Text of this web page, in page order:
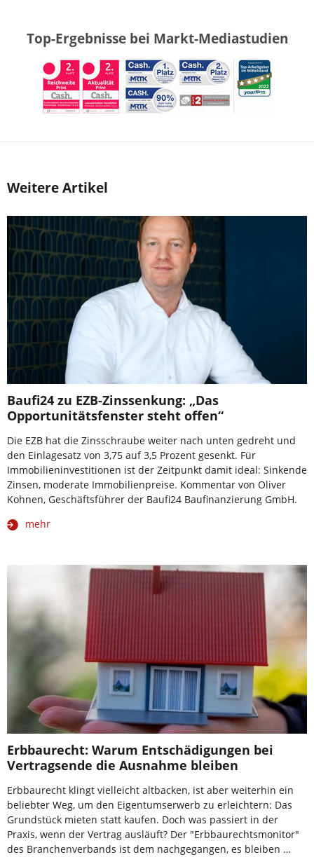
Top-Ergebnisse bei Markt-Mediastudien
Weitere Artikel
Baufi24 zu EZB-Zinssenkung: „Das
Opportunitätsfenster steht offen“
Die EZB hat die Zinsschraube weiter nach unten gedreht und
den Einlagesatz von 3,75 auf 3,5 Prozent gesenkt. Für
Immobilieninvestitionen ist der Zeitpunkt damit ideal: Sinkende
Zinsen, moderate Immobilienpreise. Kommentar von Oliver
Kohnen, Geschäftsführer der Baufi24 Baufinanzierung GmbH.
mehr
Erbbaurecht: Warum Entschädigungen bei
Vertragsende die Ausnahme bleiben
Erbbaurecht klingt vielleicht altbacken, ist aber weiterhin ein
beliebter Weg, um den Eigentumserwerb zu erleichtern: Das
Grundstück mieten statt kaufen. Doch was passiert in der
Praxis, wenn der Vertrag ausläuft? Der "Erbbaurechtsmonitor"
des Branchenverbands ist dem nachgegangen, es bleiben …